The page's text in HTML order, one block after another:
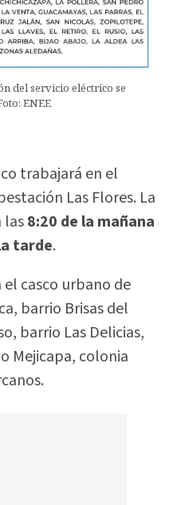
del servicio eléctrico se
ENEE
trabajará en el
Las Flores. La
las8:20 de la mañana
tarde.
el casco urbano de
barrio Brisas del
barrio Las Delicias,
Mejicapa, colonia